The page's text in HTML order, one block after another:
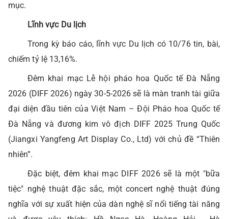
mục.
Lĩnh vực Du lịch
Trong kỳ báo cáo, lĩnh vực Du lịch có 10/76 tin, bài,
chiếm tỷ lệ 13,16%.
Đêm khai mạc‏‏ Lễ hội pháo hoa Quốc tế Đà Nẵng
2026 (DIFF 2026‏)‏ ngày 30-5-2026 sẽ là màn tranh tài giữa
đại diện đầu tiên của Việt Nam – Đội Pháo hoa Quốc tế
Đà Nẵng và đương kim vô địch DIFF 2025 Trung Quốc
(Jiangxi Yangfeng Art Display Co., Ltd) với chủ đề “Thiên
nhiên”.
Đặc biệt, đêm khai mạc DIFF 2026 sẽ là một "bữa
tiệc" nghệ thuật đặc sắc, một concert nghệ thuật đúng
nghĩa với sự xuất hiện của dàn nghệ sĩ nổi tiếng tài năng